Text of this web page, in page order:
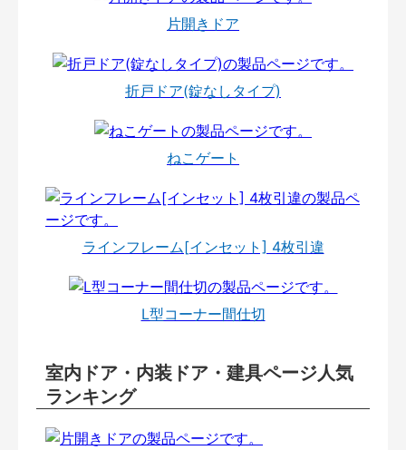
片開きドア
折戸ドア(錠なしタイプ)
ねこゲート
ラインフレーム[インセット] 4枚引違
L型コーナー間仕切
室内ドア・内装ドア・建具ページ人気
ランキング